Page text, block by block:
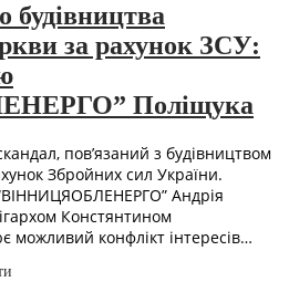
будівництва
за рахунок ЗСУ:
Поліщука
пов’язаний з будівництвом
Збройних сил України.
“ВІННИЦЯОБЛЕНЕРГО” Андрія
Констянтином
можливий конфлікт інтересів…